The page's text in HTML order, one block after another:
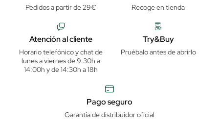
Pedidos a partir de 29€ Recoge en tienda
Atención al cliente
Horario telefónico y chat de
lunes a viernes de 9:30h a
14:00h y de 14:30h a 18h
Try&Buy
Pruébalo antes de abrirlo
Pago seguro
Garantía de distribuidor oficial